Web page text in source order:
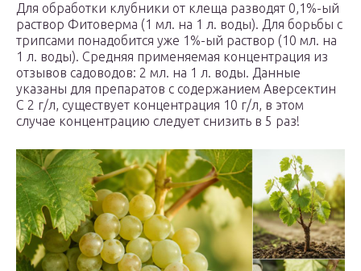
Для обработки клубники от клеща разводят 0,1%-ый
раствор Фитоверма (1 мл. на 1 л. воды). Для борьбы с
трипсами понадобится уже 1%-ый раствор (10 мл. на
1 л. воды). Средняя применяемая концентрация из
отзывов садоводов: 2 мл. на 1 л. воды. Данные
указаны для препаратов с содержанием Аверсектин
С 2 г/л, существует концентрация 10 г/л, в этом
случае концентрацию следует снизить в 5 раз!